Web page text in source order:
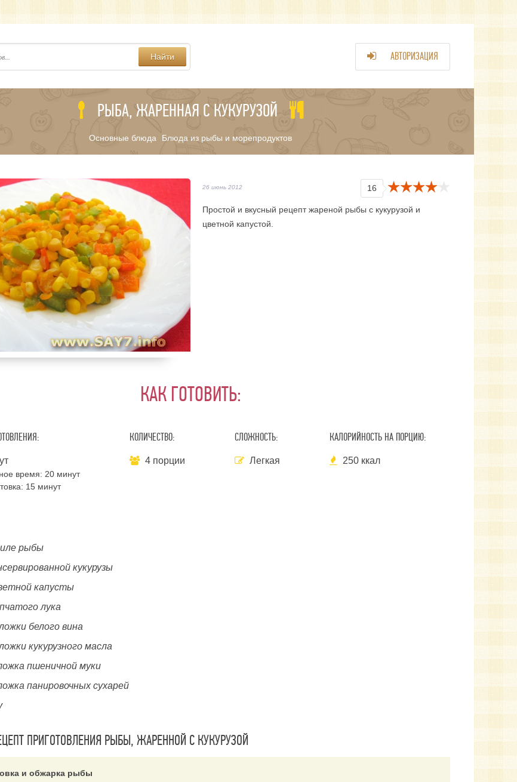
Найти АВТОРИЗАЦИЯ
РЫБА, ЖАРЕННАЯ С КУКУРУЗОЙ
Основные блюда Блюда из рыбы и морепродуктов
26 июнь 2012 16
Простой и вкусный рецепт жареной рыбы с кукурузой и
цветной капустой.
КАК ГОТОВИТЬ:
время: 20 минут
15 минут
КОЛИЧЕСТВО:
4 порции
СЛОЖНОСТЬ:
Легкая
КАЛОРИЙНОСТЬ НА ПОРЦИЮ:
250 ккал
рыбы
кукурузы
капусты
лука
белого вина
кукурузного масла
пшеничной муки
панировочных сухарей
ПРИГОТОВЛЕНИЯ РЫБЫ, ЖАРЕННОЙ С КУКУРУЗОЙ
и обжарка рыбы